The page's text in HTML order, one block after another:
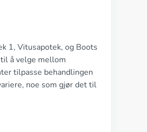
1, Vitusapotek, og Boots
å velge mellom
tilpasse behandlingen
noe som gjør det til